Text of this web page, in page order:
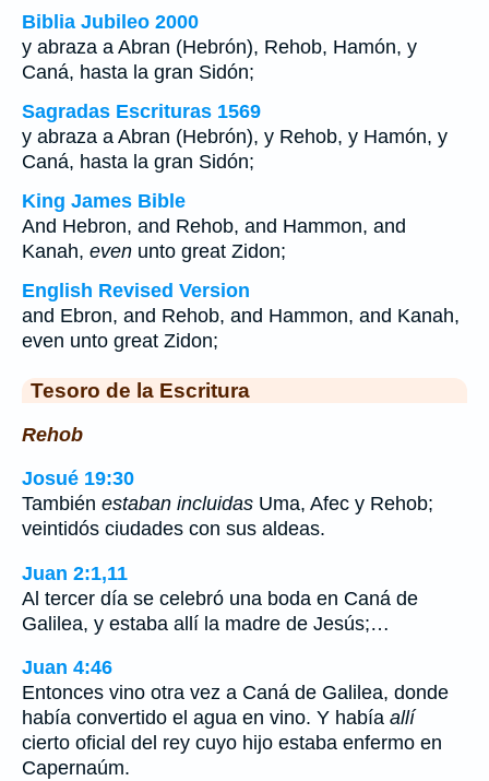
Biblia Jubileo 2000
y abraza a Abran (Hebrón), Rehob, Hamón, y
Caná, hasta la gran Sidón;
Sagradas Escrituras 1569
y abraza a Abran (Hebrón), y Rehob, y Hamón, y
Caná, hasta la gran Sidón;
King James Bible
And Hebron, and Rehob, and Hammon, and
Kanah, even unto great Zidon;
English Revised Version
and Ebron, and Rehob, and Hammon, and Kanah,
even unto great Zidon;
Tesoro de la Escritura
Rehob
Josué 19:30
También estaban incluidas Uma, Afec y Rehob;
veintidós ciudades con sus aldeas.
Juan 2:1,11
Al tercer día se celebró una boda en Caná de
Galilea, y estaba allí la madre de Jesús;…
Juan 4:46
Entonces vino otra vez a Caná de Galilea, donde
había convertido el agua en vino. Y había allí
cierto oficial del rey cuyo hijo estaba enfermo en
Capernaúm.